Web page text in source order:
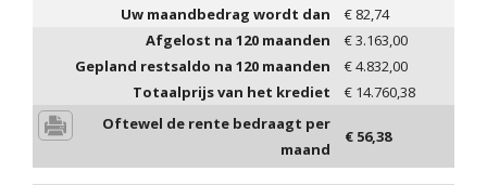
Uw maandbedrag wordt dan
€ 82,74
Afgelost na 120 maanden €3.163,00
Gepland restsaldo na 120 maanden €4.832,00
Totaalprijs van het krediet
€ 14.760,38
Oftewel de rente bedraagt per
maand
€ 56,38